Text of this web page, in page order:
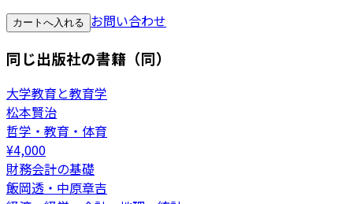
カートへ入れる お問い合わせ
同じ出版社の書籍（同）
大学教育と教育学
松本賢治
哲学・教育・体育
¥4,000
財務会計の基礎
飯岡透・中原章吉